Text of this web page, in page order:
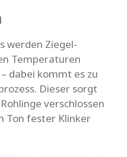
werden Ziegel-
Temperaturen
dabei kommt es zu
Dieser sorgt
verschlossen
Ton fester Klinker